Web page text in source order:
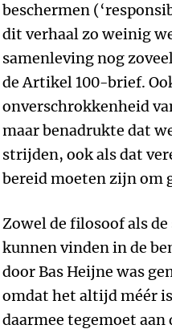
beschermen
dit verhaal zo weinig
samenleving nog
de Artikel 100-brief.
onverschrokkenheid
maar benadrukte dat
strijden, ook als dat
bereid moeten zijn om
Zowel de filosoof als
kunnen vinden in de
door Bas Heijne was
omdat het altijd méér
daarmee tegemoet aan